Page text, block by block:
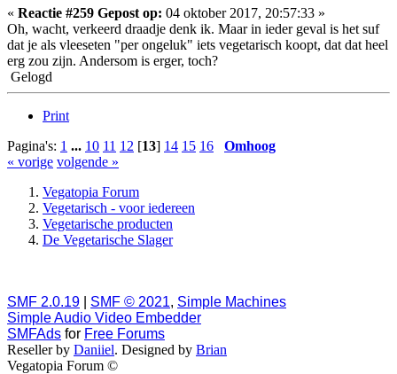
« Reactie #259 Gepost op: 04 oktober 2017, 20:57:33 »
Oh, wacht, verkeerd draadje denk ik. Maar in ieder geval is het suf
dat je als vleeseten "per ongeluk" iets vegetarisch koopt, dat dat heel
erg zou zijn. Andersom is erger, toch?
Gelogd
Print
Pagina's: 1 ... 10 11 12 [13] 14 15 16
Omhoog
« vorige volgende »
Vegatopia Forum
Vegetarisch - voor iedereen
Vegetarische producten
De Vegetarische Slager
SMF 2.0.19 SMF © 2021, Simple Machines
Simple Audio Video Embedder
SMFAds for Free Forums
Reseller by Daniiel. Designed by Brian
Vegatopia Forum ©